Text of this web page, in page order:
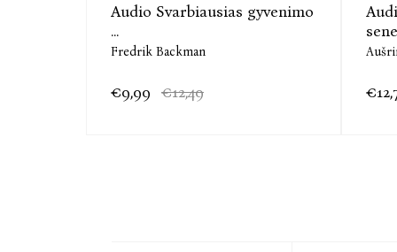
Audio Svarbiausias gyvenimo
...
Fredrik Backman
€9,99 €12,49